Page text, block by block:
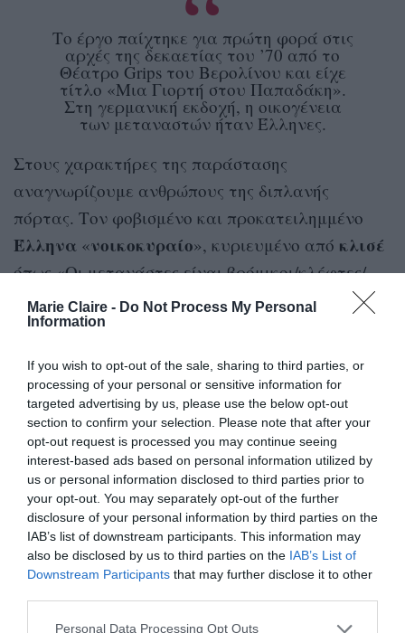
Marie Claire - Do Not Process My Personal
Information
If you wish to opt-out of the sale, sharing to third parties, or
processing of your personal or sensitive information for
targeted advertising by us, please use the below opt-out
section to confirm your selection. Please note that after your
opt-out request is processed you may continue seeing
interest-based ads based on personal information utilized by
us or personal information disclosed to third parties prior to
your opt-out. You may separately opt-out of the further
disclosure of your personal information by third parties on the
IAB’s list of downstream participants. This information may
also be disclosed by us to third parties on the IAB’s List of
Downstream Participants that may further disclose it to other
Personal Data Processing Opt Outs
Το έργο παίχτηκε για πρώτη φορά στις
αρχές της δεκαετίας του ’70 από το
Θέατρο Grips του Βερολίνου και είχε
τίτλο «Μια Γιορτή στου Παπαδάκη».
Στη γερμανική εκδοχή, η οικογένεια
των μεταναστών ήταν Έλληνες.
Στους χαρακτήρες της παράστασης
αναγνωρίζουμε ανθρώπους της διπλανής
πόρτας. Τον φοβισμένο και προκατειλημμένο
Έλληνα «νοικοκυραίο», κυριευμένο από κλισέ
όπως «Οι μετανάστες είναι βρόμικοι/κλέφτες/
επικίνδυνοι». Το παιδί που έχει διαποτιστεί από
ταπιστεύω
και που ανοίγει νέους δρόμους για όλους. Τους
μετανάστεςπου υποφέρουν από τα
στερεότυπα, αλλά είναι έτοιμοι να διαβούν τη
γέφυρα συμφιλίωσης, αρκεί να τους δοθεί αυτή
η ευκαιρία.
Εξαιρετική και η πρωτοβουλία της Συντεχνίας
να κάνει την παράστασηκαθολικά
, σε συνεργασία με την